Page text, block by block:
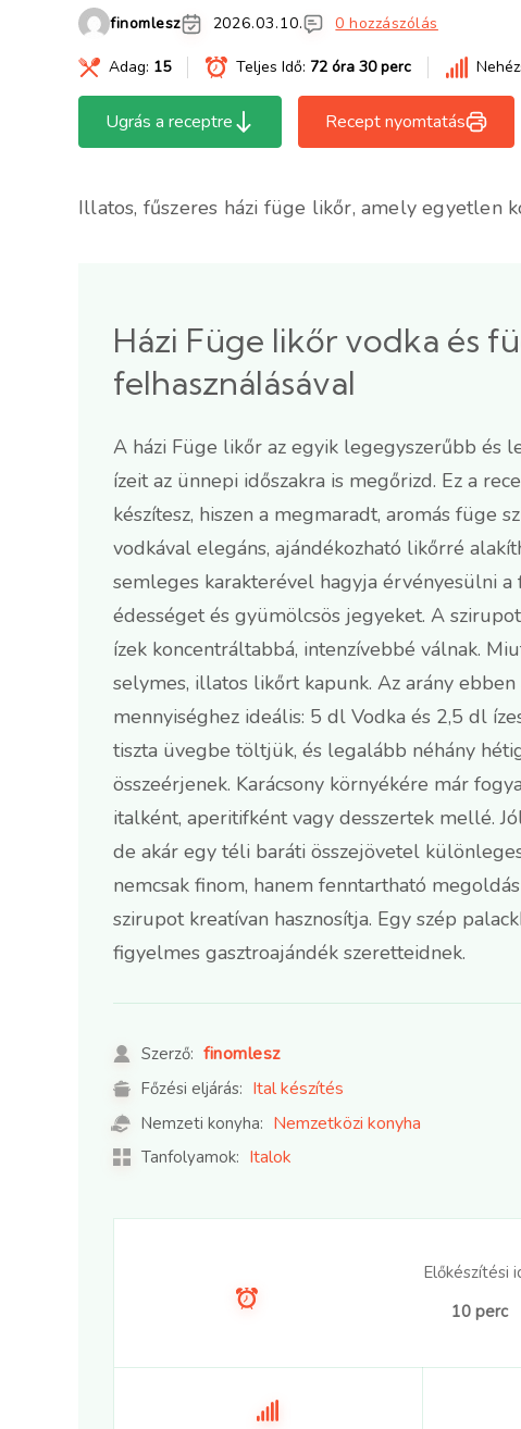
finomlesz 2026.03.10. 0 hozzászólás
Adag: 15 Teljes Idő: 72 óra 30 perc
Ugrás a receptre Recept nyomtatás
Illatos, fűszeres házi füge likőr, amely egyetlen
Házi Füge likőr vodka és
felhasználásával
A házi Füge likőr az egyik legegyszerűbb és
ízeit az ünnepi időszakra is megőrizd. Ez a
készítesz, hiszen a megmaradt, aromás füge
vodkával elegáns, ajándékozható likőrré
semleges karakterével hagyja érvényesülni
édességet és gyümölcsös jegyeket. A
ízek koncentráltabbá, intenzívebbé válnak.
selymes, illatos likőrt kapunk. Az arány
mennyiséghez ideális: 5 dl Vodka és 2,5 dl
tiszta üvegbe töltjük, és legalább néhány
összeérjenek. Karácsony környékére már
italként, aperitifként vagy desszertek mellé.
de akár egy téli baráti összejövetel
nemcsak finom, hanem fenntartható
szirupot kreatívan hasznosítja. Egy szép
figyelmes gasztroajándék szeretteidnek.
Szerző: finomlesz
Főzési eljárás: Ital készítés
Nemzeti konyha: Nemzetközi konyha
Tanfolyamok: Italok
Előkészítési
10 perc